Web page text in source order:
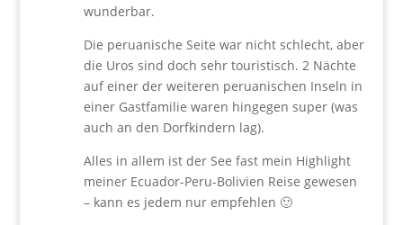
wunderbar.
Die peruanische Seite war nicht schlecht, aber
die Uros sind doch sehr touristisch. 2 Nächte
auf einer der weiteren peruanischen Inseln in
einer Gastfamilie waren hingegen super (was
auch an den Dorfkindern lag).
Alles in allem ist der See fast mein Highlight
meiner Ecuador-Peru-Bolivien Reise gewesen
– kann es jedem nur empfehlen 🙂